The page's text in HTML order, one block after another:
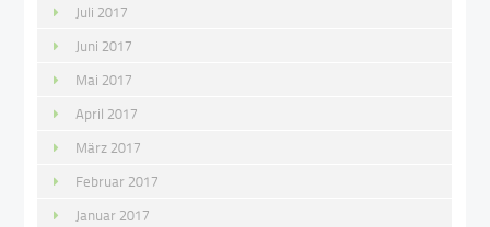
Juli 2017
Juni 2017
Mai 2017
April 2017
März 2017
Februar 2017
Januar 2017